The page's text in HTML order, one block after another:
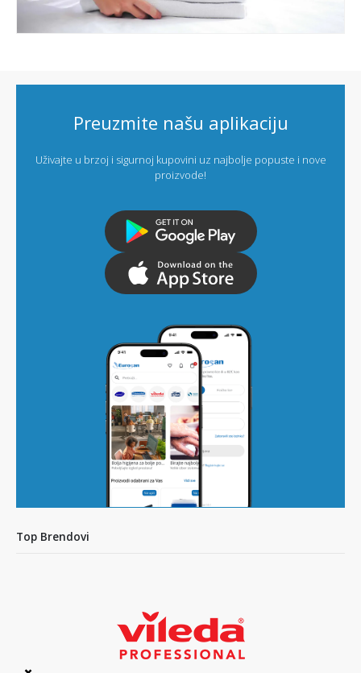
Preuzmite našu aplikaciju
Uživajte u brzoj i sigurnoj kupovini uz najbolje popuste i nove
proizvode!
Top Brendovi